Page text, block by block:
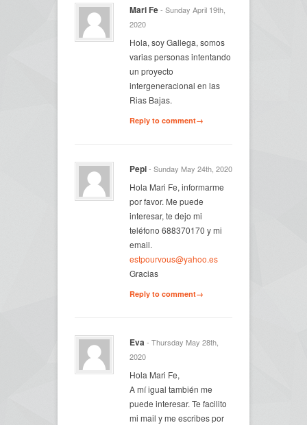
Mari Fe- Sunday April 19th,
2020
Hola, soy Gallega, somos
varias personas intentando
un proyecto
intergeneracional en las
Rias Bajas.
Reply to comment→
Pepi- Sunday May 24th, 2020
Hola Mari Fe, informarme
por favor. Me puede
interesar, te dejo mi
teléfono 688370170 y mi
email.
estpourvous@yahoo.es
Gracias
Reply to comment→
Eva- Thursday May 28th,
2020
Hola Mari Fe,
A mí igual también me
puede interesar. Te facilito
mi mail y me escribes por